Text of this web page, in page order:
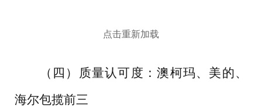
点击重新加载
（四）质量认可度：澳柯玛、美的、
海尔包揽前三